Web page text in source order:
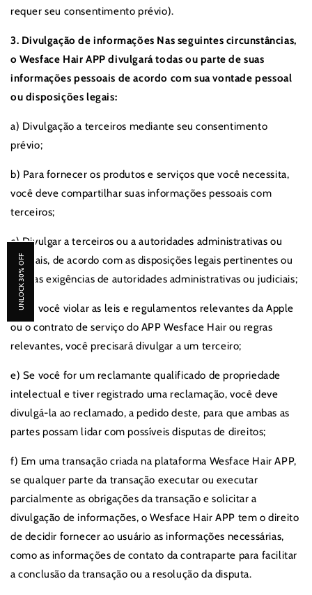
requer seu consentimento prévio).
3. Divulgação de informações Nas seguintes circunstâncias,
o Wesface Hair APP divulgará todas ou parte de suas
informações pessoais de acordo com sua vontade pessoal
ou disposições legais:
a) Divulgação a terceiros mediante seu consentimento
prévio;
b) Para fornecer os produtos e serviços que você necessita,
você deve compartilhar suas informações pessoais com
terceiros;
c) Divulgar a terceiros ou a autoridades administrativas ou
judiciais, de acordo com as disposições legais pertinentes ou
com as exigências de autoridades administrativas ou judiciais;
d) Se você violar as leis e regulamentos relevantes da Apple
ou o contrato de serviço do APP Wesface Hair ou regras
relevantes, você precisará divulgar a um terceiro;
e) Se você for um reclamante qualificado de propriedade
intelectual e tiver registrado uma reclamação, você deve
divulgá-la ao reclamado, a pedido deste, para que ambas as
partes possam lidar com possíveis disputas de direitos;
f) Em uma transação criada na plataforma Wesface Hair APP,
se qualquer parte da transação executar ou executar
parcialmente as obrigações da transação e solicitar a
divulgação de informações, o Wesface Hair APP tem o direito
de decidir fornecer ao usuário as informações necessárias,
como as informações de contato da contraparte para facilitar
a conclusão da transação ou a resolução da disputa.
UNLOCK 30% OFF